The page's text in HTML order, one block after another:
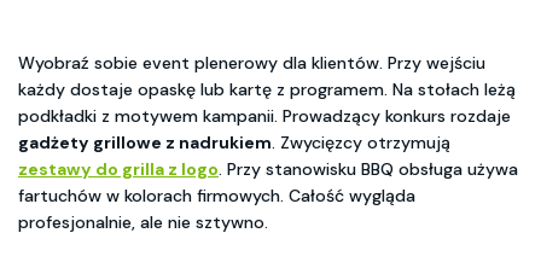
Wyobraź sobie event plenerowy dla klientów. Przy wejściu
każdy dostaje opaskę lub kartę z programem. Na stołach leżą
podkładki z motywem kampanii. Prowadzący konkurs rozdaje
gadżety grillowe z nadrukiem. Zwycięzcy otrzymują
zestawy do grilla z logo. Przy stanowisku BBQ obsługa używa
fartuchów w kolorach firmowych. Całość wygląda
profesjonalnie, ale nie sztywno.